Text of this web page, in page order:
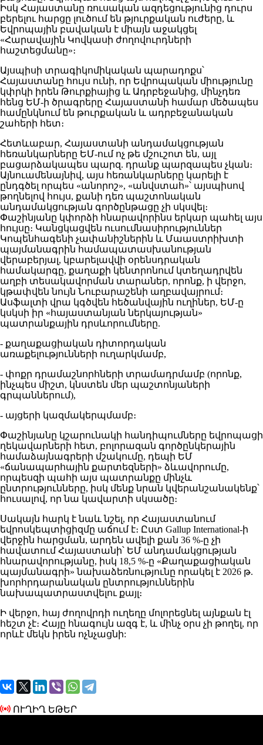
Իսկ Հայաստանը ռուսական ազդեցությունից դուրս
բերելու հարցը լուծում են թյուրքական ուժերը, և
Եվրոպային բավական է միայն աջակցել
«Հարավային Կովկասի ժողովուրդների
հաշտեցմանը»։
Այսպիսի տրագիկոմիկական պարադոքս՝
Հայաստանը հույս ունի, որ Եվրոպական միությունը
կփրկի իրեն Թուրքիայից և Ադրբեջանից, մինչդեռ
հենց ԵՄ-ի ծրագրերը Հայաստանի համար մեծապես
համընկնում են թուրքական և ադրբեջանական
շահերի հետ։
Հետևաբար, Հայաստանի անդամակցության
հեռանկարները ԵՄ-ում ոչ թե մշուշոտ են, այլ
բացարձակապես պարզ. դրանք պարզապես չկան։
Այնուամենայնիվ, այս հեռանկարները կարելի է
ընդգծել որպես «անորոշ», «անվստահ»՝ այսպիսով
թողնելով հույս, քանի դեռ պաշտոնական
անդամակցության գործընթացը չի սկսվել։
Փաշինյանը կփորձի հնարավորինս երկար պահել այս
հույսը։ Կանցկացվեն ուսումնասիրություններ
Կոպենհագենի չափանիշներին և Մաաստրիխտի
պայմանագրին համապատասխանության
վերաբերյալ, կբարելավվի օրենսդրական
համակարգը, քաղաքի կենտրոնում կտեղադրվեն
աղբի տեսակավորման տարաներ, որոնք, ի վերջո,
կթափվեն նույն Նուբարաշենի աղբավայրում։
Ասֆալտի վրա կգծվեն հեծանվային ուղիներ, ԵՄ-ը
կսկսի իր «հայաստանյան ներկայության»
պատրանքային դրսևորումները.
- քաղաքացիական դիտորդական
առաքելությունների ուղարկմամբ,
- փոքր դրամաշնորհների տրամադրմամբ (որոնք,
ինչպես միշտ, կնստեն մեր պաշտոնյաների
գրպաններում),
- այցերի կազմակերպմամբ։
Փաշինյանը կշարունակի հանդիպումները եվրոպացի
ղեկավարների հետ, բոլորազան գործընկերային
համաձայնագրերի մշակումը, դեպի ԵՄ
«ճանապարհային քարտեզների» ձևավորումը,
որպեսզի պահի այս պատրանքը մինչև
ընտրությունները, իսկ մենք նրան կվերանշանակենք՝
հուսալով, որ նա կավարտի սկսածը։
Սակայն հարկ է նաև նշել, որ Հայաստանում
եվրոսկեպտիցիզմը աճում է։ Ըստ Gallup International-ի
վերջին հարցման, արդեն ավելի քան 36 %-ը չի
հավատում Հայաստանի՝ ԵՄ անդամակցության
հնարավորությանը, իսկ 18,5 %-ը «Քաղաքացիական
պայմանագրի» նախաձեռնությունը որակել է 2026 թ.
խորհրդարանական ընտրություններին
նախապատրաստվելու քայլ։
Ի վերջո, հայ ժողովրդի ուղեղը մոլորեցնել այնքան էլ
հեշտ չէ։ Հայը հնագույն ազգ է, և մինչ օրս չի թողել, որ
որևէ մեկն իրեն ոչնչացնի:
ՈՒՂԻՂ ԵԹԵՐ